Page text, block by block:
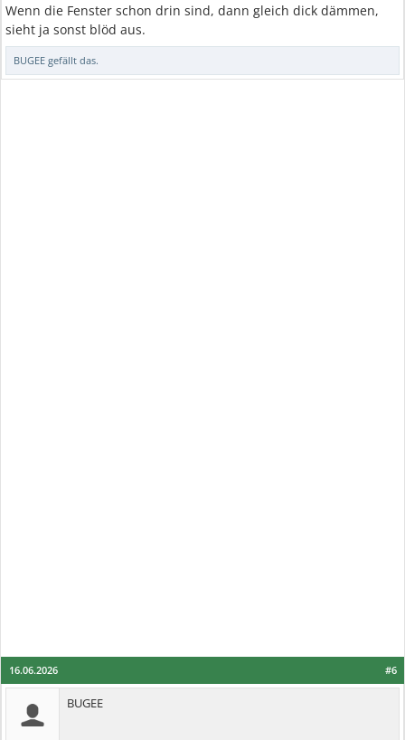
Wenn die Fenster schon drin sind, dann gleich dick dämmen,
sieht ja sonst blöd aus.
BUGEE gefällt das.
#6
16.06.2026
BUGEE